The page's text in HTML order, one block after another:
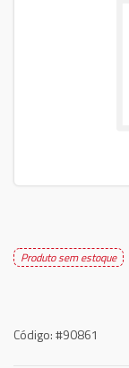
Produto sem estoque
Código:#90861